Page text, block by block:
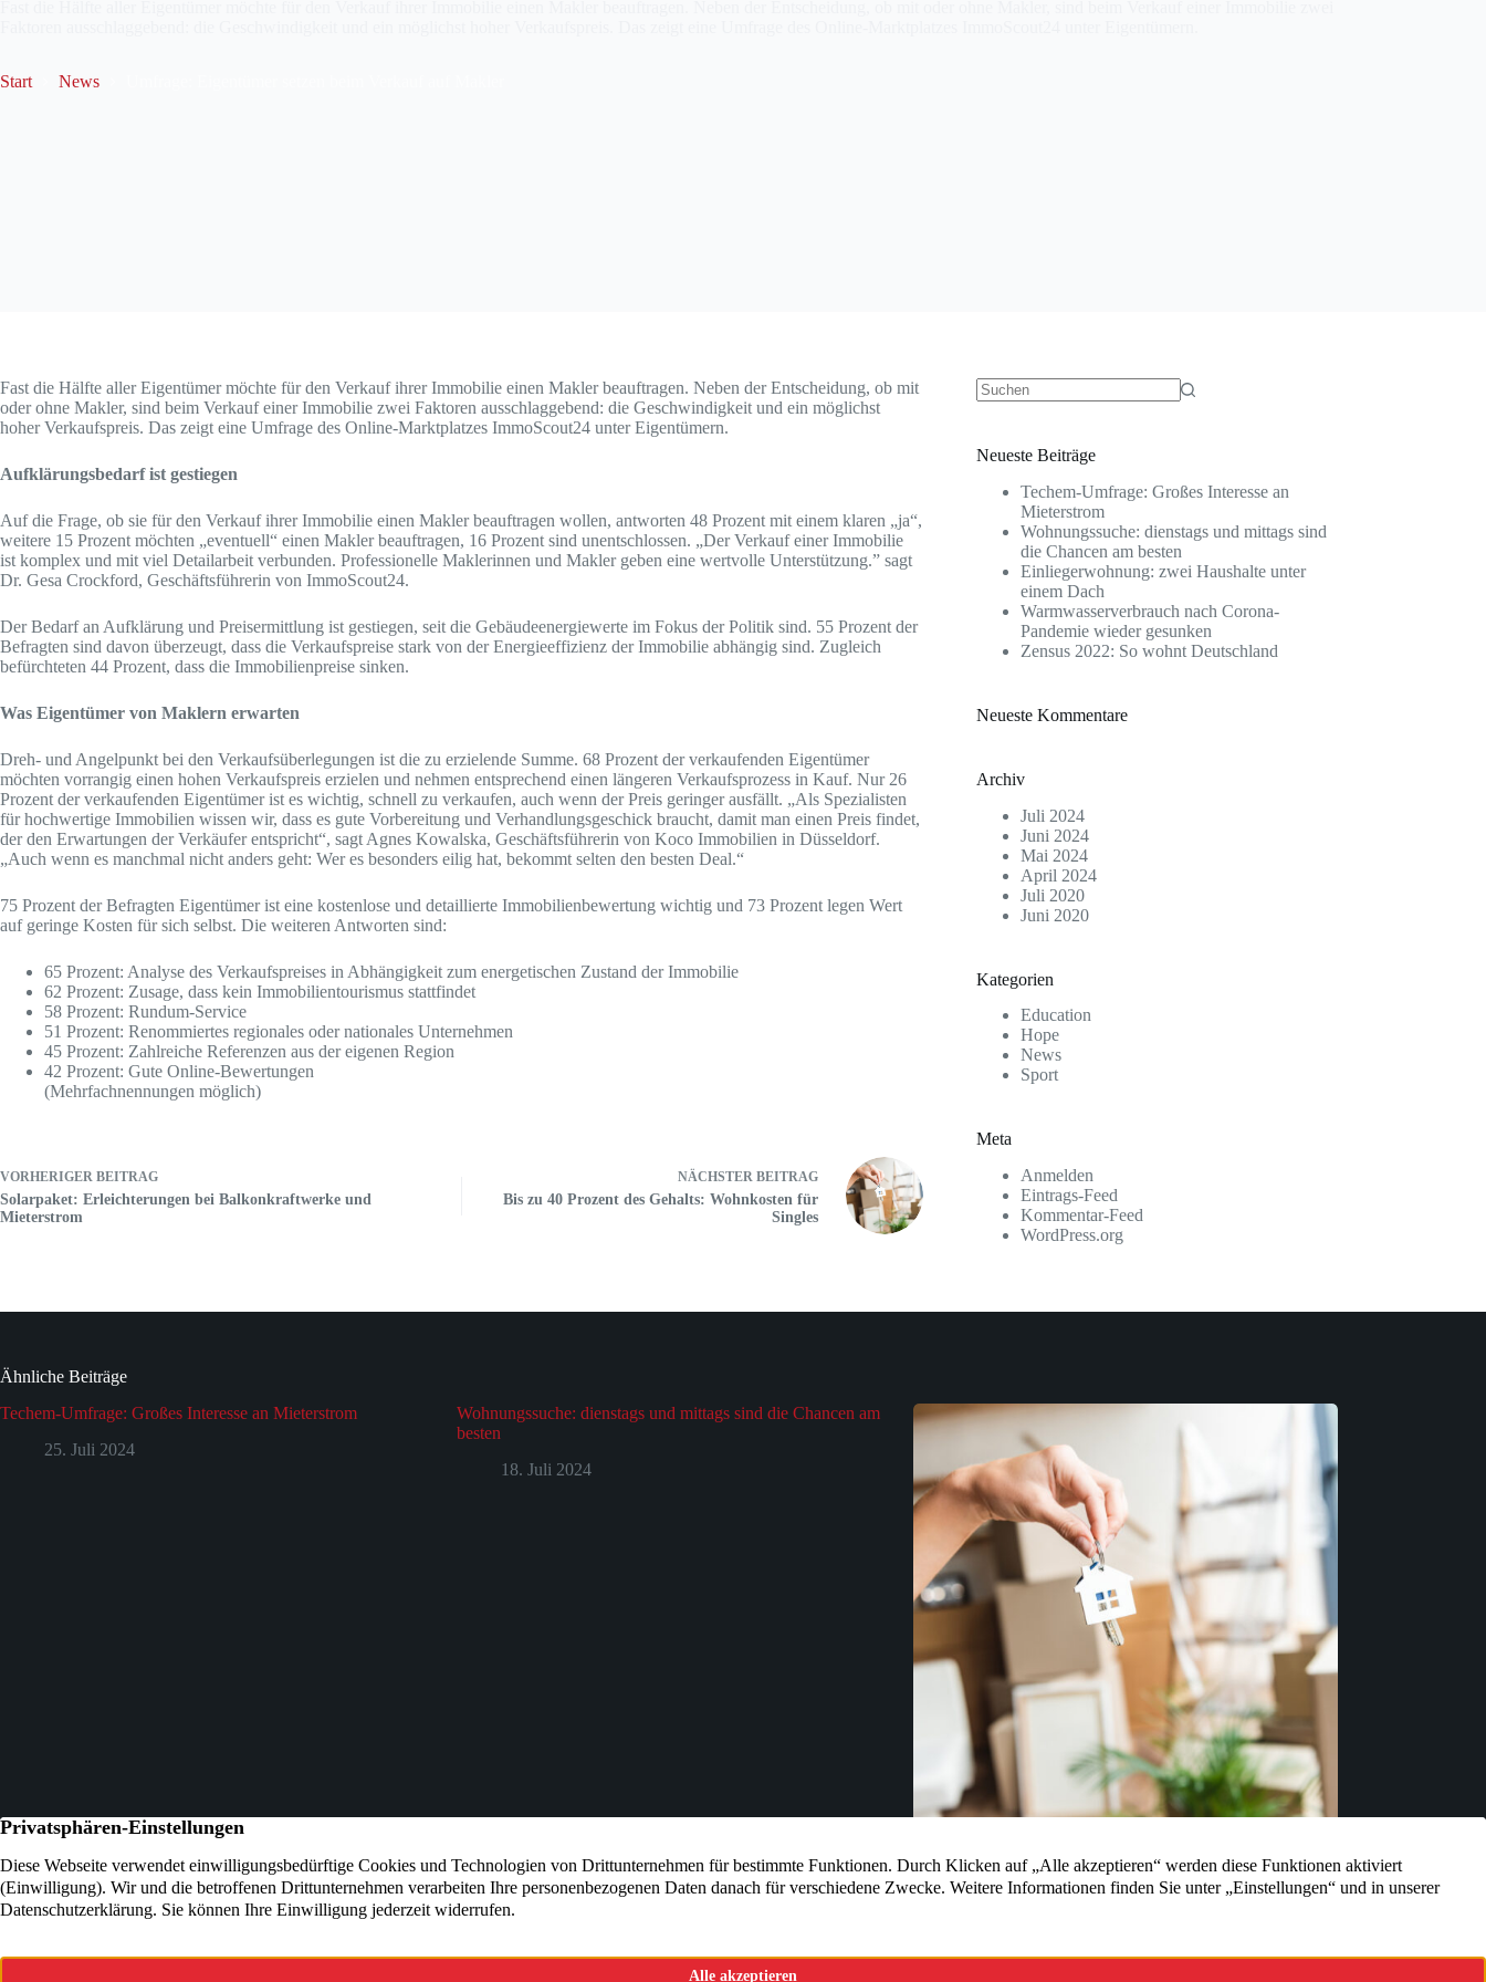
Start News
Fast die Hälfte aller Eigentümer möchte für den Verkauf ihrer Immobilie einen Makler beauftragen. Neben der Entscheidung, ob mit
oder ohne Makler, sind beim Verkauf einer Immobilie zwei Faktoren ausschlaggebend: die Geschwindigkeit und ein möglichst
hoher Verkaufspreis. Das zeigt eine Umfrage des Online-Marktplatzes ImmoScout24 unter Eigentümern.
Aufklärungsbedarf ist gestiegen
Auf die Frage, ob sie für den Verkauf ihrer Immobilie einen Makler beauftragen wollen, antworten 48 Prozent mit einem klaren „ja“,
weitere 15 Prozent möchten „eventuell“ einen Makler beauftragen, 16 Prozent sind unentschlossen. „Der Verkauf einer Immobilie
ist komplex und mit viel Detailarbeit verbunden. Professionelle Maklerinnen und Makler geben eine wertvolle Unterstützung.” sagt
Dr. Gesa Crockford, Geschäftsführerin von ImmoScout24.
Der Bedarf an Aufklärung und Preisermittlung ist gestiegen, seit die Gebäudeenergiewerte im Fokus der Politik sind. 55 Prozent der
Befragten sind davon überzeugt, dass die Verkaufspreise stark von der Energieeffizienz der Immobilie abhängig sind. Zugleich
befürchteten 44 Prozent, dass die Immobilienpreise sinken.
Was Eigentümer von Maklern erwarten
Dreh- und Angelpunkt bei den Verkaufsüberlegungen ist die zu erzielende Summe. 68 Prozent der verkaufenden Eigentümer
möchten vorrangig einen hohen Verkaufspreis erzielen und nehmen entsprechend einen längeren Verkaufsprozess in Kauf. Nur 26
Prozent der verkaufenden Eigentümer ist es wichtig, schnell zu verkaufen, auch wenn der Preis geringer ausfällt. „Als Spezialisten
für hochwertige Immobilien wissen wir, dass es gute Vorbereitung und Verhandlungsgeschick braucht, damit man einen Preis findet,
der den Erwartungen der Verkäufer entspricht“, sagt Agnes Kowalska, Geschäftsführerin von Koco Immobilien in Düsseldorf.
„Auch wenn es manchmal nicht anders geht: Wer es besonders eilig hat, bekommt selten den besten Deal.“
75 Prozent der Befragten Eigentümer ist eine kostenlose und detaillierte Immobilienbewertung wichtig und 73 Prozent legen Wert
auf geringe Kosten für sich selbst. Die weiteren Antworten sind:
65 Prozent: Analyse des Verkaufspreises in Abhängigkeit zum energetischen Zustand der Immobilie
62 Prozent: Zusage, dass kein Immobilientourismus stattfindet
58 Prozent: Rundum-Service
51 Prozent: Renommiertes regionales oder nationales Unternehmen
45 Prozent: Zahlreiche Referenzen aus der eigenen Region
42 Prozent: Gute Online-Bewertungen
(Mehrfachnennungen möglich)
VORHERIGER BEITRAG
Solarpaket: Erleichterungen bei Balkonkraftwerke und
Mieterstrom
NÄCHSTER BEITRAG
Bis zu 40 Prozent des Gehalts: Wohnkosten für
Singles
Neueste Beiträge
Techem-Umfrage: Großes Interesse an
Mieterstrom
Wohnungssuche: dienstags und mittags sind
die Chancen am besten
Einliegerwohnung: zwei Haushalte unter
einem Dach
Warmwasserverbrauch nach Corona-
Pandemie wieder gesunken
Zensus 2022: So wohnt Deutschland
Neueste Kommentare
Archiv
Juli 2024
Juni 2024
Mai 2024
April 2024
Juli 2020
Juni 2020
Kategorien
Education
Hope
News
Sport
Meta
Anmelden
Eintrags-Feed
Kommentar-Feed
WordPress.org
Ähnliche Beiträge
Techem-Umfrage: Großes Interesse an Mieterstrom
25. Juli 2024
Wohnungssuche: dienstags und mittags sind die Chancen am
besten
18. Juli 2024
11. Juli 2024